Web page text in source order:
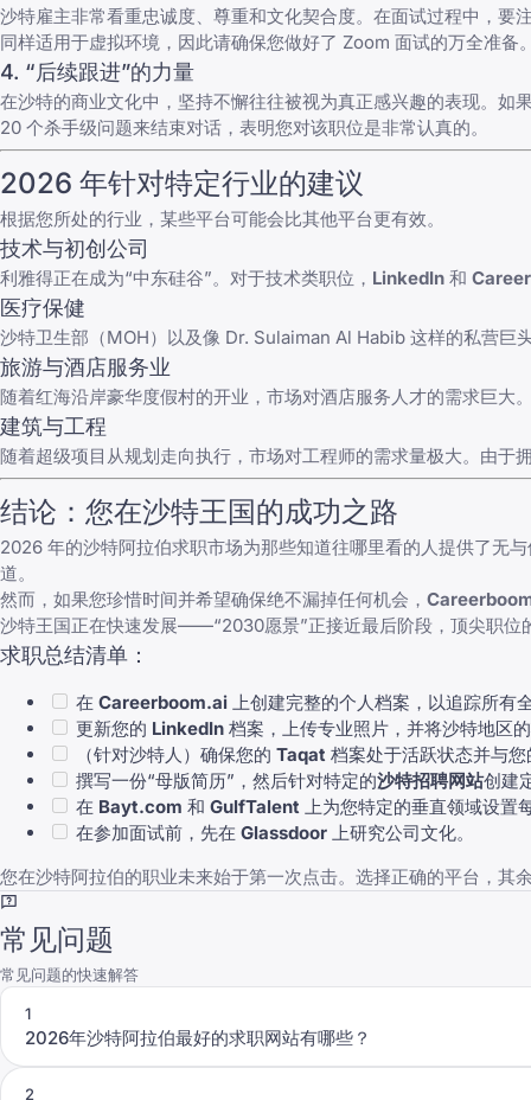
沙特雇主非常看重忠诚度、尊重和文化契合度。在面试过程中，要
同样适用于虚拟环境，因此请确保您做好了 Zoom 面试的万全准备
4. “后续跟进”的力量
在沙特的商业文化中，坚持不懈往往被视为真正感兴趣的表现。
20 个杀手级问题来结束对话，表明您对该职位是非常认真的。
2026 年针对特定行业的建议
根据您所处的行业，某些平台可能会比其他平台更有效。
技术与初创公司
利雅得正在成为“中东硅谷”。对于技术类职位， LinkedIn 和
医疗保健
沙特卫生部（MOH）以及像 Dr. Sulaiman Al Habib 这样的私营巨
旅游与酒店服务业
随着红海沿岸豪华度假村的开业，市场对酒店服务人才的需求巨大
建筑与工程
随着超级项目从规划走向执行，市场对工程师的需求量极大。由于
结论：您在沙特王国的成功之路
2026 年的沙特阿拉伯求职市场为那些知道往哪里看的人提供了无
道。
然而，如果您珍惜时间并希望确保绝不漏掉任何机会，
沙特王国正在快速发展——“2030愿景”正接近最后阶段，顶尖职位
求职总结清单：
在 Careerboom.ai 上创建完整的个人档案，以追踪所有
更新您的 LinkedIn 档案，上传专业照片，并将沙特地区
（针对沙特人）确保您的 Taqat 档案处于活跃状态并与
撰写一份“母版简历”，然后针对特定的沙特招聘网站创建
在 Bayt.com 和 GulfTalent 上为您特定的垂直领域设置
在参加面试前，先在 Glassdoor 上研究公司文化。
您在沙特阿拉伯的职业未来始于第一次点击。选择正确的平台，其
常见问题
常见问题的快速解答
1
2026年沙特阿拉伯最好的求职网站有哪些？
2